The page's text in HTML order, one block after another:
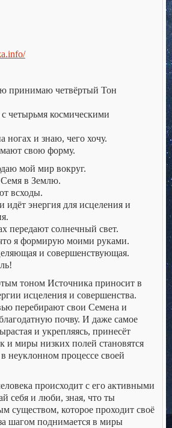
принимаю четвёртый Тон
четырьмя космическими
ногах и знаю, чего хочу.
свою форму.
мой мир вокруг.
в Землю.
всходы.
идёт энергия для исцеления и
передают солнечный свет.
я формирую моими руками.
и совершенствующая.
тоном Источника приносит в
исцеления и совершенства.
перебирают свои Семена и
почву. И даже самое
и укрепляясь, принесёт
и миры низких полей становятся
неуклонном процессе своей
происходит с его активными
себя и люби, зная, что ты
существом, которое проходит своё
шагом поднимается в миры